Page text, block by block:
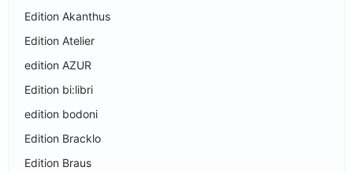
Edition Akanthus
Edition Atelier
edition AZUR
Edition bi:libri
edition bodoni
Edition Bracklo
Edition Braus